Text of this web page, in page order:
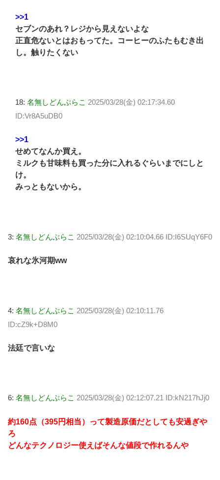
>>1
セブンのあれ？レジから見えないよな
正直危ないとはおもってた。コーヒーのふたもむき出
し。触りたくない
18: 名無しどんぶらこ 2025/03/28(金) 02:17:34.60
ID:Vr8A5uDB0
>>1
せめてなんか買え。
ミルクも甘味料も買った分に入れるぐらいまでにしと
け。
みっともないから。
3: 名無しどんぶらこ 2025/03/28(金) 02:10:04.66 ID:I6SUqY6F0
哀れな氷河期ww
4: 名無しどんぶらこ 2025/03/28(金) 02:10:11.76
ID:cZ9k+D8M0
法廷で言いな
6: 名無しどんぶらこ 2025/03/28(金) 02:12:07.21 ID:kN217hJj0
約160点（395円相当）って製造原価だとしても安過ぎや
ろ
どんなテクノロジー使えばそんな値段で作れるんや